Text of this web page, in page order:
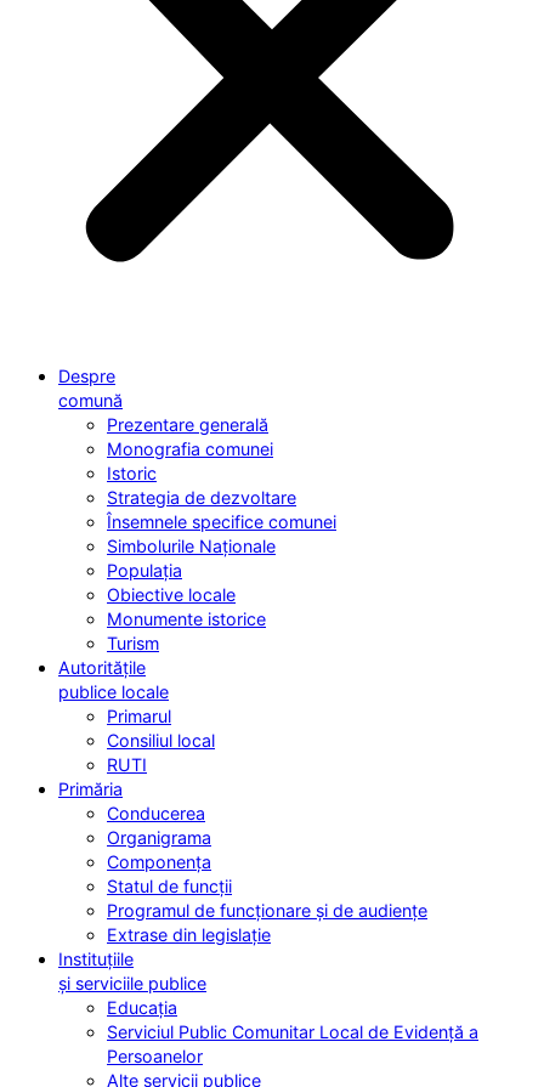
Despre
comună
Prezentare generală
Monografia comunei
Istoric
Strategia de dezvoltare
Însemnele specifice comunei
Simbolurile Naționale
Populația
Obiective locale
Monumente istorice
Turism
Autoritățile
publice locale
Primarul
Consiliul local
RUTI
Primăria
Conducerea
Organigrama
Componența
Statul de funcții
Programul de funcționare și de audiențe
Extrase din legislație
Instituțiile
și serviciile publice
Educația
Serviciul Public Comunitar Local de Evidență a
Persoanelor
Alte servicii publice